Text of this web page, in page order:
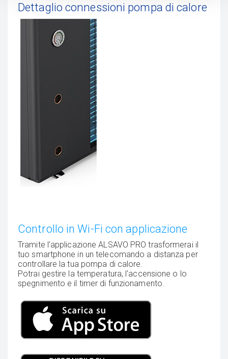
Dettaglio connessioni pompa di calore
Controllo in Wi-Fi con applicazione
Tramite l'applicazione ALSAVO PRO trasformerai il
tuo smartphone in un telecomando a distanza per
controllare la tua pompa di calore.
Potrai gestire la temperatura, l'accensione o lo
spegnimento e il timer di funzionamento.